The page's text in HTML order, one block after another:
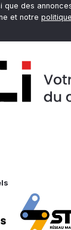
que des
et notre